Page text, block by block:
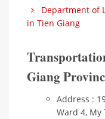
Department of
in Tien Giang
Giang
Address :
Ward 4, My